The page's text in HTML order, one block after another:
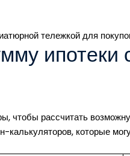
ипотеки
чтобы рассчитать
которые